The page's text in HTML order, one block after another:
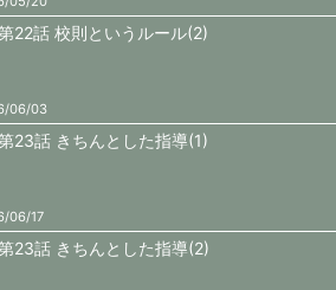
22話 校則というルール(2)
06/03
23話 きちんとした指導(1)
06/17
23話 きちんとした指導(2)